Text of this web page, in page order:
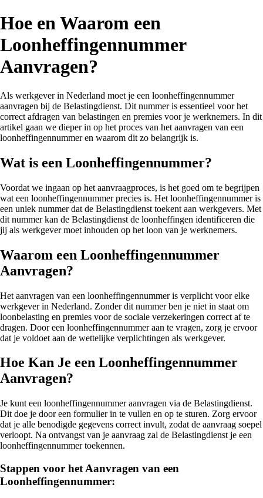
Hoe en Waarom een
Loonheffingennummer
Aanvragen?
Als werkgever in Nederland moet je een loonheffingennummer
aanvragen bij de Belastingdienst. Dit nummer is essentieel voor het
correct afdragen van belastingen en premies voor je werknemers. In dit
artikel gaan we dieper in op het proces van het aanvragen van een
loonheffingennummer en waarom dit zo belangrijk is.
Wat is een Loonheffingennummer?
Voordat we ingaan op het aanvraagproces, is het goed om te begrijpen
wat een loonheffingennummer precies is. Het loonheffingennummer is
een uniek nummer dat de Belastingdienst toekent aan werkgevers. Met
dit nummer kan de Belastingdienst de loonheffingen identificeren die
jij als werkgever moet inhouden op het loon van je werknemers.
Waarom een Loonheffingennummer
Aanvragen?
Het aanvragen van een loonheffingennummer is verplicht voor elke
werkgever in Nederland. Zonder dit nummer ben je niet in staat om
loonbelasting en premies voor de sociale verzekeringen correct af te
dragen. Door een loonheffingennummer aan te vragen, zorg je ervoor
dat je voldoet aan de wettelijke verplichtingen als werkgever.
Hoe Kan Je een Loonheffingennummer
Aanvragen?
Je kunt een loonheffingennummer aanvragen via de Belastingdienst.
Dit doe je door een formulier in te vullen en op te sturen. Zorg ervoor
dat je alle benodigde gegevens correct invult, zodat de aanvraag soepel
verloopt. Na ontvangst van je aanvraag zal de Belastingdienst je een
loonheffingennummer toekennen.
Stappen voor het Aanvragen van een
Loonheffingennummer: